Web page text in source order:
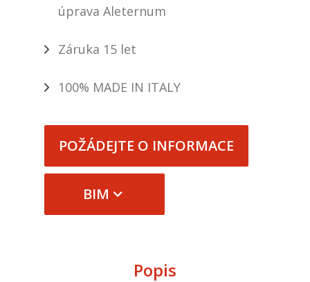
úprava Aleternum
Záruka 15 let
100% MADE IN ITALY
POŽÁDEJTE O INFORMACE
BIM
Popis